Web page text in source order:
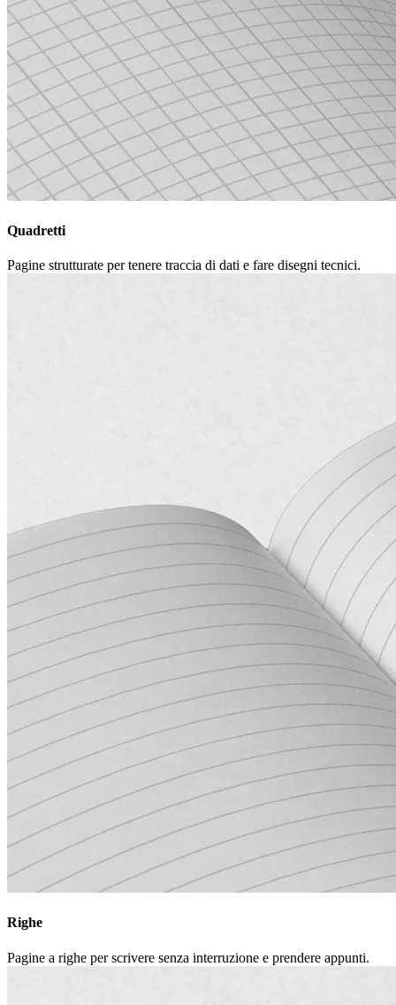
Quadretti
Pagine strutturate per tenere traccia di dati e fare disegni tecnici.
Righe
Pagine a righe per scrivere senza interruzione e prendere appunti.